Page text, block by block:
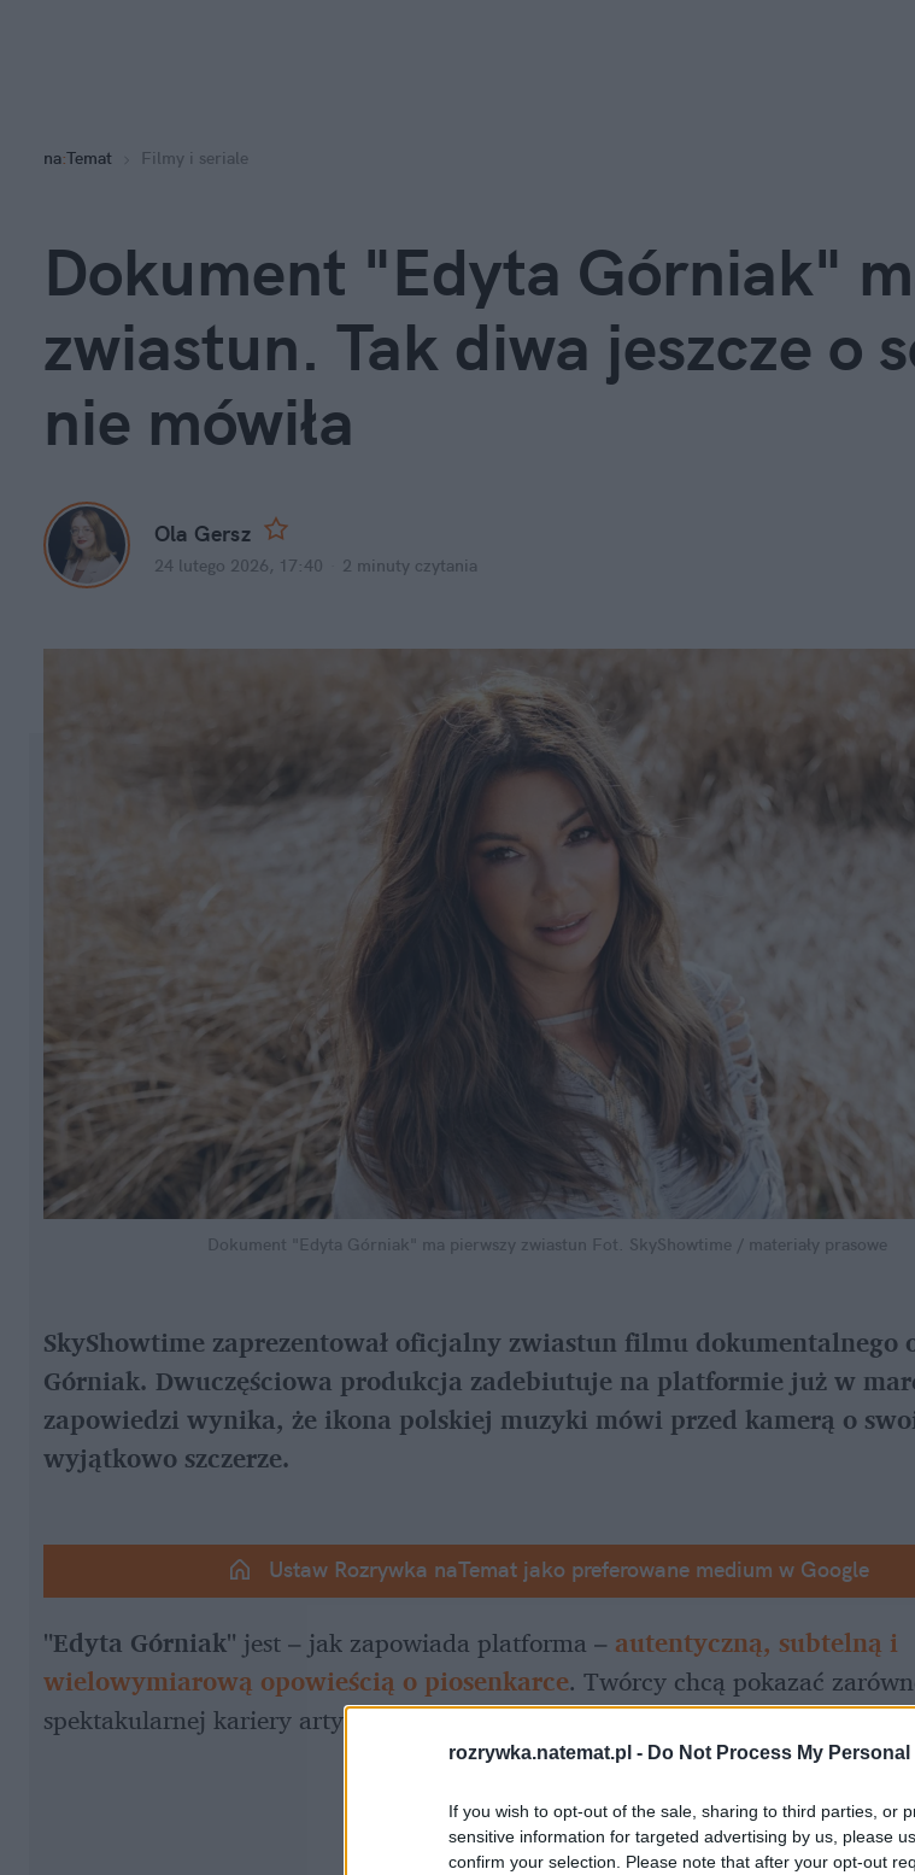
rozrywka.natemat.pl - Do Not Process My
If you wish to opt-out of the sale, sharing to third parties, or
sensitive information for targeted advertising by us, please
confirm your selection. Please note that after your opt-out
na:Temat Filmy i seriale
Dokument "Edyta Górniak"
zwiastun. Tak diwa jeszcze o
nie mówiła
Ola Gersz
24 lutego 2026, 17:40 2 minuty czytania
Dokument "Edyta Górniak" ma pierwszy zwiastun Fot. SkyShowtime / materiały prasowe
SkyShowtime zaprezentował oficjalny zwiastun filmu dokumentalnego
Górniak. Dwuczęściowa produkcja zadebiutuje na platformie już w
zapowiedzi wynika, że ikona polskiej muzyki mówi przed kamerą o
wyjątkowo szczerze.
Ustaw Rozrywka naTemat jako preferowane medium w Google
"Edyta Górniak" jest – jak zapowiada platforma – autentyczną, subtelną i
wielowymiarową opowieścią o piosenkarce. Twórcy chcą pokazać
spektakularnej kariery artystki, jak i jej codzienność jako kobiety i matki.